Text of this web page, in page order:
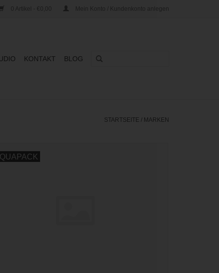
0 Artikel - €0,00 Mein Konto / Kundenkonto anlegen
KONTAKT BLOG
STARTSEITE / MARKEN